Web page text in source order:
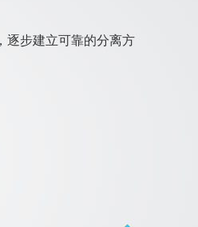
逐步建立可靠的分离方